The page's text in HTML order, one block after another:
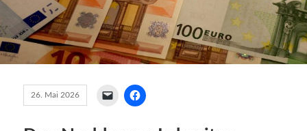
26. Mai 2026